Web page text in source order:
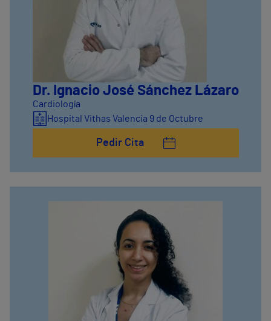
Dr. Ignacio José Sánchez Lázaro
Cardiología
Hospital Vithas Valencia 9 de Octubre
Pedir Cita